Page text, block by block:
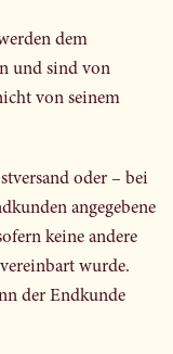
dem
und sind von
von seinem
oder – bei
angegebene
keine andere
wurde.
der Endkunde